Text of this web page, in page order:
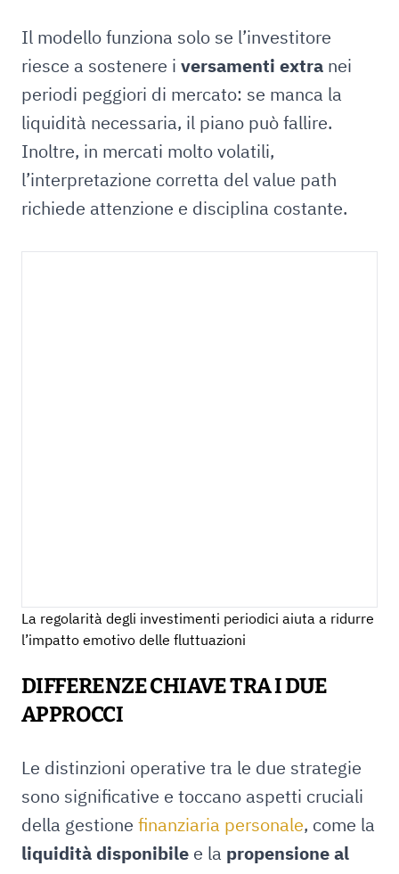
Il modello funziona solo se l’investitore
riesce a sostenere i versamenti extra nei
periodi peggiori di mercato: se manca la
liquidità necessaria, il piano può fallire.
Inoltre, in mercati molto volatili,
l’interpretazione corretta del value path
richiede attenzione e disciplina costante.
La regolarità degli investimenti periodici aiuta a ridurre
l’impatto emotivo delle fluttuazioni
DIFFERENZE CHIAVE TRA I DUE
APPROCCI
Le distinzioni operative tra le due strategie
sono significative e toccano aspetti cruciali
della gestione finanziaria personale, come la
liquidità disponibile e la propensione al